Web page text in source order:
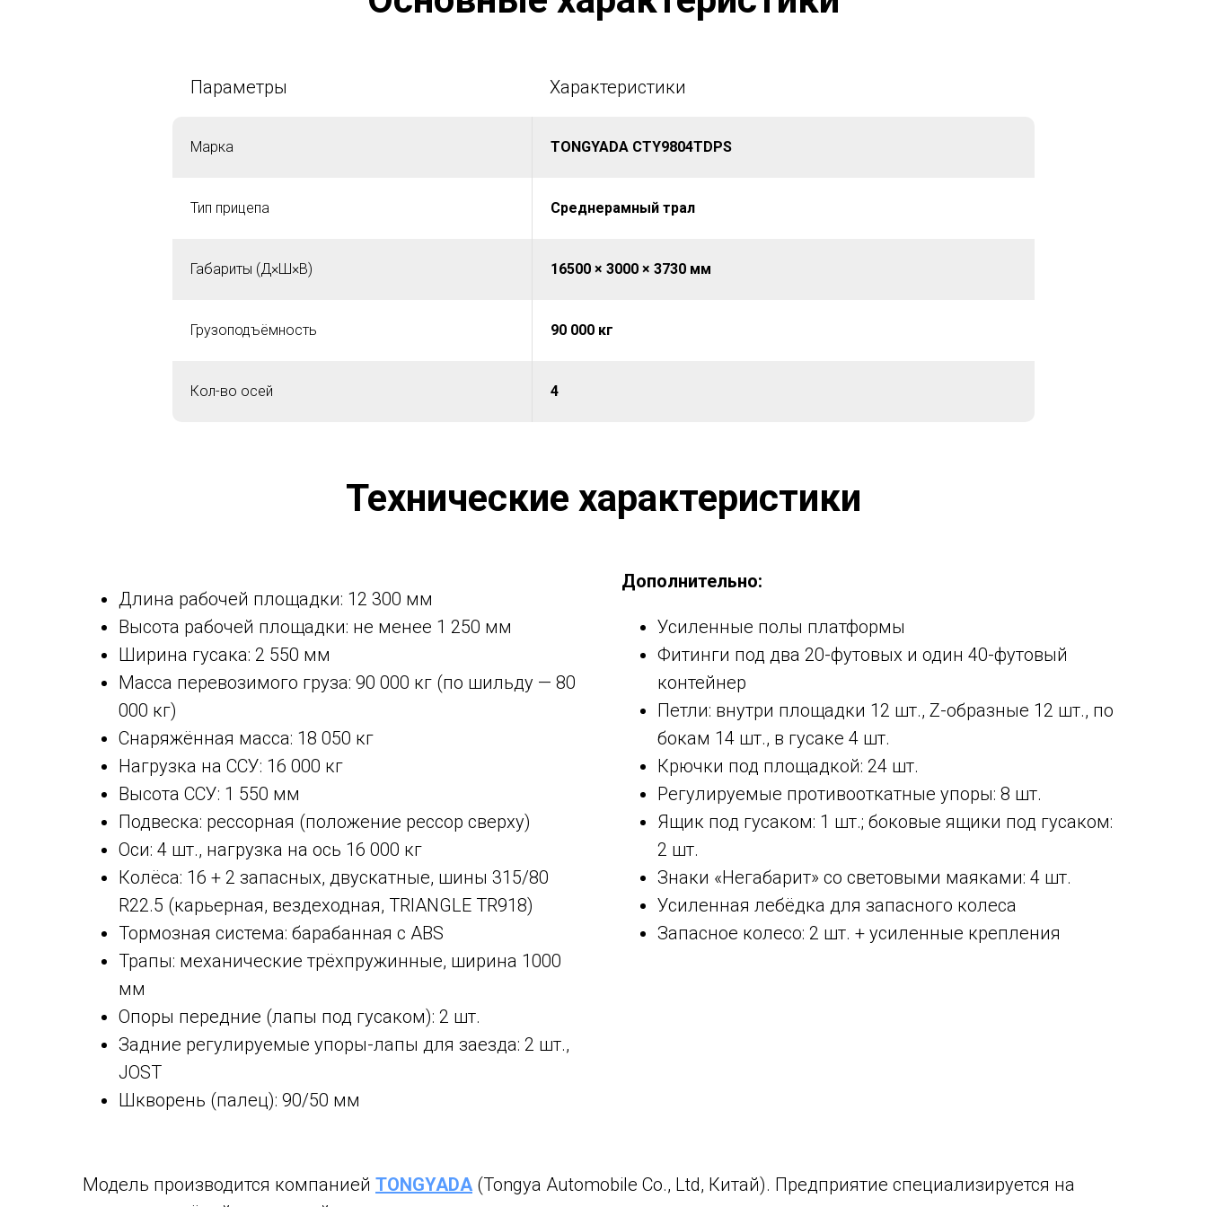
Параметры Характеристики
Марка TONGYADA CTY9804TDPS
Тип прицепа Среднерамный трал
Габариты (Д×Ш×В) 16500 × 3000 × 3730 мм
Грузоподъёмность 90 000 кг
Кол-во осей 4
Технические характеристики
Длина рабочей площадки: 12 300 мм
Высота рабочей площадки: не менее 1 250 мм
Ширина гусака: 2 550 мм
Масса перевозимого груза: 90 000 кг (по шильду — 80
000 кг)
Снаряжённая масса: 18 050 кг
Нагрузка на ССУ: 16 000 кг
Высота ССУ: 1 550 мм
Подвеска: рессорная (положение рессор сверху)
Оси: 4 шт., нагрузка на ось 16 000 кг
Колёса: 16 + 2 запасных, двускатные, шины 315/80
R22.5 (карьерная, вездеходная, TRIANGLE TR918)
Тормозная система: барабанная с ABS
Трапы: механические трёхпружинные, ширина 1000
мм
Опоры передние (лапы под гусаком): 2 шт.
Задние регулируемые упоры-лапы для заезда: 2 шт.,
JOST
Шкворень (палец): 90/50 мм
Дополнительно:
Усиленные полы платформы
Фитинги под два 20-футовых и один 40-футовый
контейнер
Петли: внутри площадки 12 шт., Z-образные 12 шт., по
бокам 14 шт., в гусаке 4 шт.
Крючки под площадкой: 24 шт.
Регулируемые противооткатные упоры: 8 шт.
Ящик под гусаком: 1 шт.; боковые ящики под гусаком:
2 шт.
Знаки «Негабарит» со световыми маяками: 4 шт.
Усиленная лебёдка для запасного колеса
Запасное колесо: 2 шт. + усиленные крепления
Модель производится компанией TONGYADA (Tongya Automobile Co., Ltd, Китай). Предприятие специализируется на